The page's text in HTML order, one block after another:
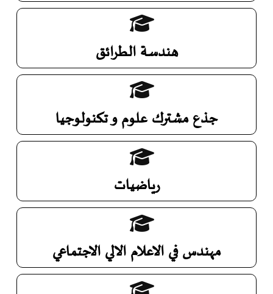
هندسة الطرائق
جذع مشترك علوم و تكنولوجيا
رياضيات
مهندس في الاعلام الالي الاجتماعي